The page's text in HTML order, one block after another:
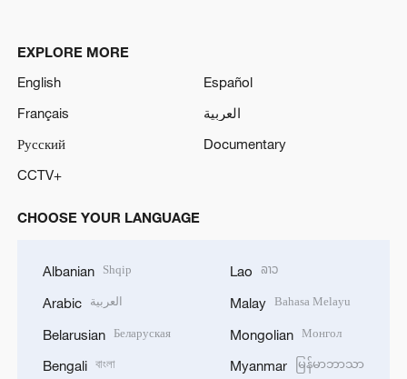
EXPLORE MORE
English
Español
Français
العربية
Русский
Documentary
CCTV+
CHOOSE YOUR LANGUAGE
Albanian Shqip
Arabic العربية
Belarusian Беларуская
Bengali বাংলা
Lao ລາວ
Malay Bahasa Melayu
Mongolian Монгол
Myanmar မြန်မာဘာသာ